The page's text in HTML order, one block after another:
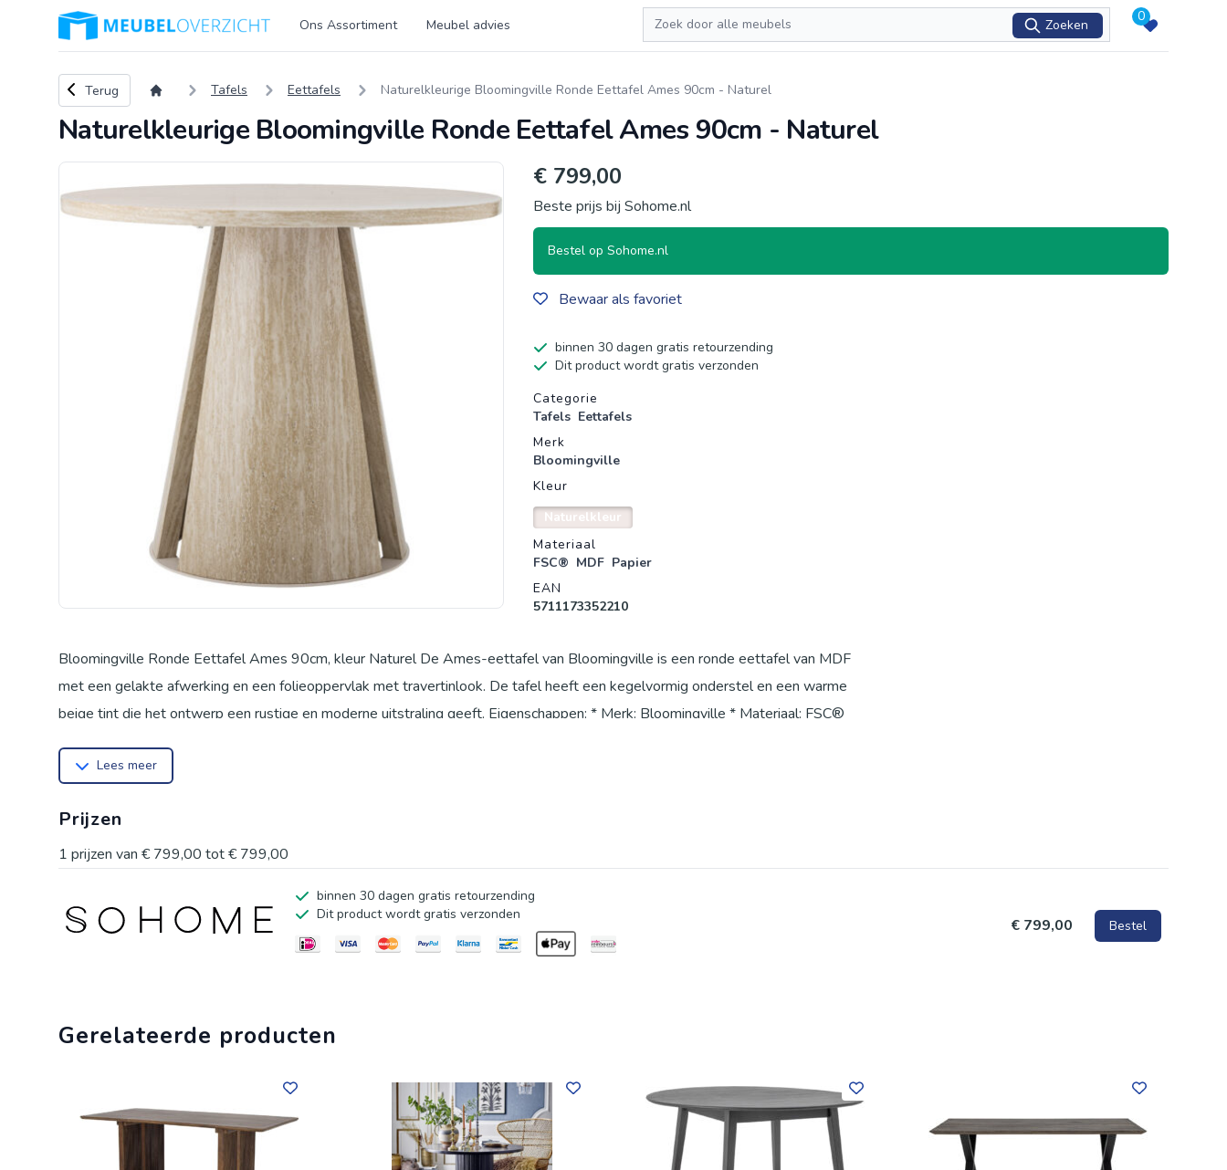
Logo Meubeloverzicht.nl Ons Assortiment Meubel advies
Zoeken
Zoeken
0
Terug naar overzicht
Terug Tafels Eettafels Naturelkleurige Bloomingville Ronde Eettafel Ames 90cm - Naturel
Naturelkleurige Bloomingville Ronde Eettafel Ames 90cm - Naturel
€ 799,00
Beste prijs bij Sohome.nl
Bestel op Sohome.nl
Bewaar als favoriet
binnen 30 dagen gratis retourzending
Dit product wordt gratis verzonden
Productgegevens
Categorie
Tafels Eettafels
Merk
Bloomingville
Kleur
Naturelkleur
Materiaal
FSC® MDF Papier
EAN
5711173352210
Bloomingville Ronde Eettafel Ames 90cm, kleur Naturel De Ames-eettafel van Bloomingville is een ronde eettafel van MDF
met een gelakte afwerking en een folieoppervlak met travertinlook. De tafel heeft een kegelvormig onderstel en een warme
beige tint die het ontwerp een rustige en moderne uitstraling geeft. Eigenschappen: * Merk: Bloomingville * Materiaal: FSC®
* Gewicht: 21.95
Lees meer
Prijzen
1 prijzen van € 799,00 tot€ 799,00
binnen 30 dagen gratis retourzending
Dit product wordt gratis verzonden
€ 799,00 Bestel
Gerelateerde producten